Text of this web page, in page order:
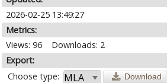
2026-02-25 13:49:27
Metrics:
Views: 96
Downloads: 2
Export:
Choose type:
Download